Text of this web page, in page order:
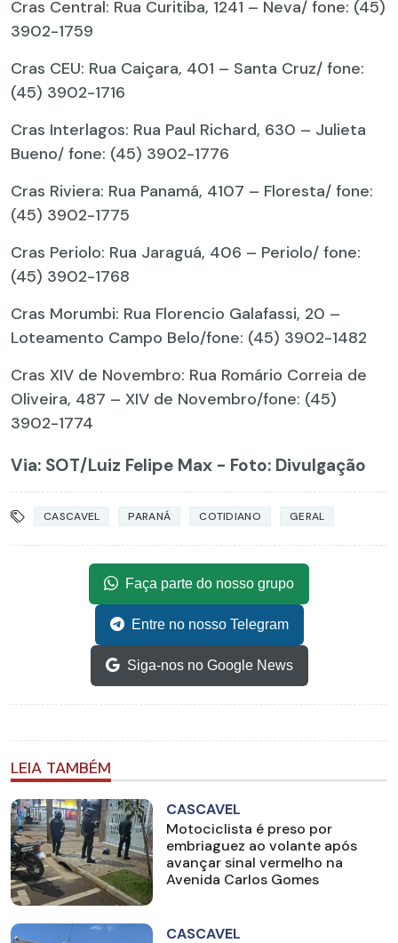
Cras Central: Rua Curitiba, 1241 – Neva/ fone: (45)
3902-1759
Cras CEU: Rua Caiçara, 401 – Santa Cruz/ fone:
(45) 3902-1716
Cras Interlagos: Rua Paul Richard, 630 – Julieta
Bueno/ fone: (45) 3902-1776
Cras Riviera: Rua Panamá, 4107 – Floresta/ fone:
(45) 3902-1775
Cras Periolo: Rua Jaraguá, 406 – Periolo/ fone:
(45) 3902-1768
Cras Morumbi: Rua Florencio Galafassi, 20 –
Loteamento Campo Belo/fone: (45) 3902-1482
Cras XIV de Novembro: Rua Romário Correia de
Oliveira, 487 – XIV de Novembro/fone: (45)
3902-1774
Via: SOT/Luiz Felipe Max - Foto: Divulgação
CASCAVEL PARANÁ COTIDIANO GERAL
Faça parte do nosso grupo
Entre no nosso Telegram
Siga-nos no Google News
LEIA TAMBÉM
CASCAVEL
Motociclista é preso por
embriaguez ao volante após
avançar sinal vermelho na
Avenida Carlos Gomes
CASCAVEL